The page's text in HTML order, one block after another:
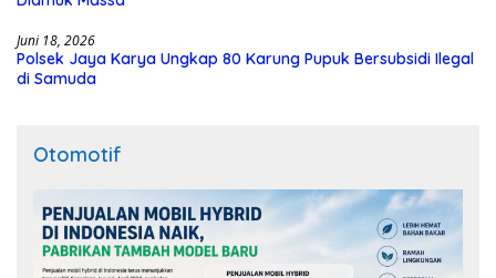
Juni 18, 2026
Polsek Jaya Karya Ungkap 80 Karung Pupuk Bersubsidi Ilegal
di Samuda
Otomotif